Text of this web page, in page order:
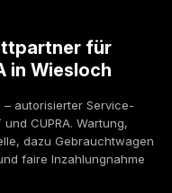
für
in Wiesloch
– autorisierter Service-
CUPRA. Wartung,
dazu Gebrauchtwagen
faire Inzahlungnahme